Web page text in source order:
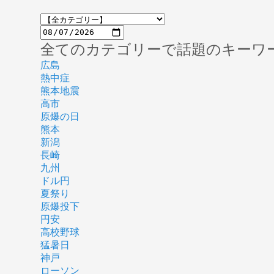
全てのカテゴリーで話題のキーワ
広島
熱中症
熊本地震
高市
原爆の日
熊本
新潟
長崎
九州
ドル円
夏祭り
原爆投下
円安
高校野球
猛暑日
神戸
ローソン